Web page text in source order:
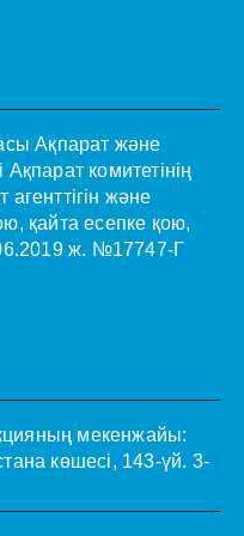
Ақпарат және
комитетінің
және
қайта есепке қою,
ж. №17747-Г
мекенжайы:
көшесі, 143-үй. 3-